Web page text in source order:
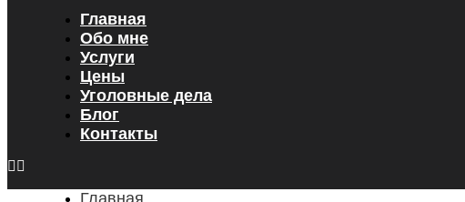
Главная
Обо мне
Услуги
Цены
Уголовные дела
Блог
Контакты
Главная